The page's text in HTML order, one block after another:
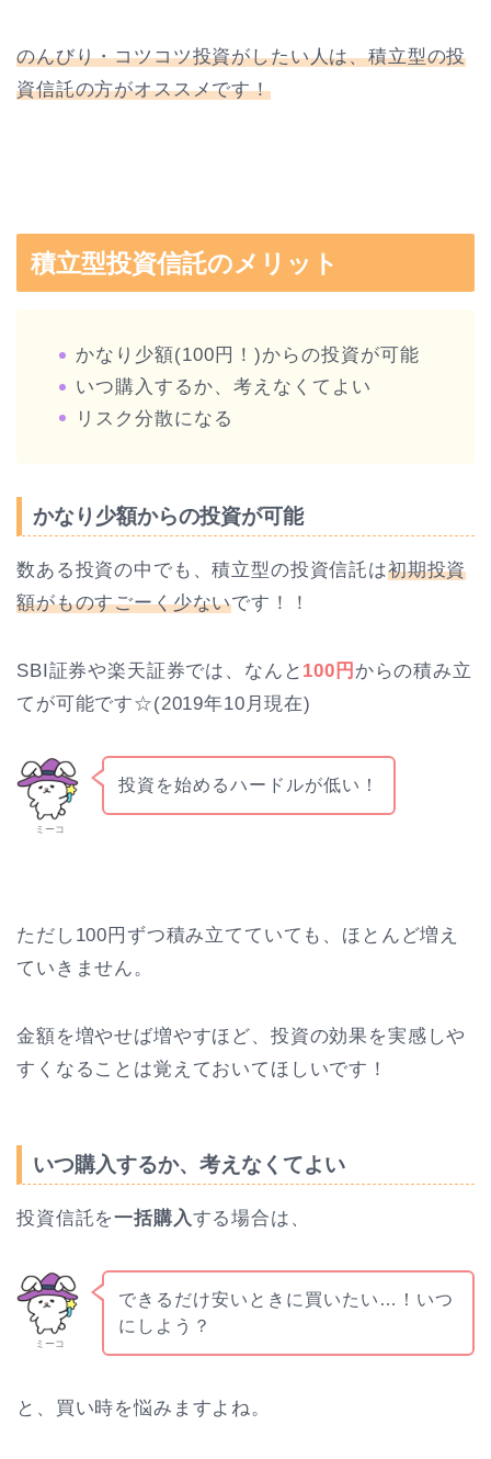
のんびり・コツコツ投資がしたい人は、積立型の投
資信託の方がオススメです！
積立型投資信託のメリット
かなり少額(100円！)からの投資が可能
いつ購入するか、考えなくてよい
リスク分散になる
かなり少額からの投資が可能
数ある投資の中でも、積立型の投資信託は初期投資
額がものすごーく少ないです！！
SBI証券や楽天証券では、なんと 100円 からの積み立
てが可能です☆(2019年10月現在)
ミーコ
投資を始めるハードルが低い！
ただし100円ずつ積み立てていても、ほとんど増え
ていきません。
金額を増やせば増やすほど、投資の効果を実感しや
すくなることは覚えておいてほしいです！
いつ購入するか、考えなくてよい
投資信託を一括購入する場合は、
ミーコ
できるだけ安いときに買いたい…！いつ
にしよう？
と、買い時を悩みますよね。